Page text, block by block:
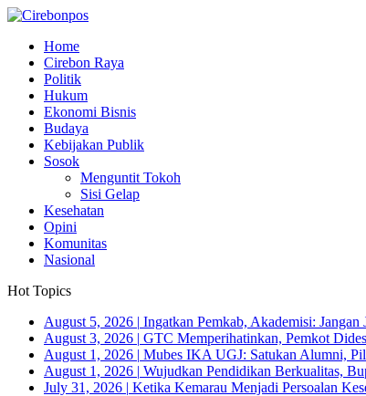
Home
Cirebon Raya
Politik
Hukum
Ekonomi Bisnis
Budaya
Kebijakan Publik
Sosok
Menguntit Tokoh
Sisi Gelap
Kesehatan
Opini
Komunitas
Nasional
Hot Topics
August 5, 2026 | Ingatkan Pemkab, Akademisi:
August 3, 2026 | GTC Memperihatinkan, Pemkot
August 1, 2026 | Mubes IKA UGJ: Satukan Alumni,
August 1, 2026 | Wujudkan Pendidikan Berkualitas,
July 31, 2026 | Ketika Kemarau Menjadi Persoalan